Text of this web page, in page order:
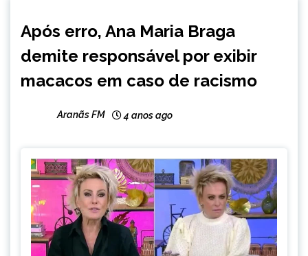
Após erro, Ana Maria Braga
demite responsável por exibir
macacos em caso de racismo
Aranãs FM 4 anos ago